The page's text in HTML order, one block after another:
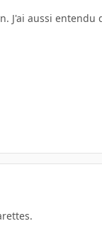
J'ai aussi